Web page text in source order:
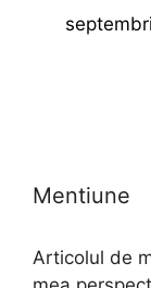
Mentiune
Articolul de